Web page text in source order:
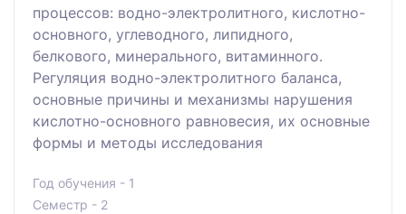
процессов: водно-электролитного, кислотно-
основного, углеводного, липидного,
белкового, минерального, витаминного.
Регуляция водно-электролитного баланса,
основные причины и механизмы нарушения
кислотно-основного равновесия, их основные
формы и методы исследования
Год обучения - 1
Семестр - 2